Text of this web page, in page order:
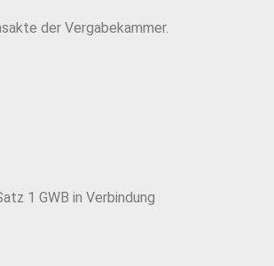
der Vergabekammer.
1 GWB in Verbindung